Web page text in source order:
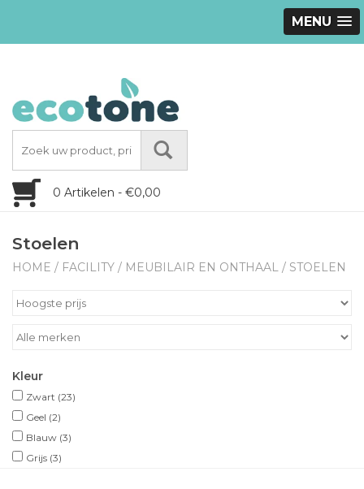
MENU
0 Artikelen - €0,00
Stoelen
HOME / FACILITY / MEUBILAIR EN ONTHAAL / STOELEN
Kleur
Zwart (23)
Geel (2)
Blauw (3)
Grijs (3)